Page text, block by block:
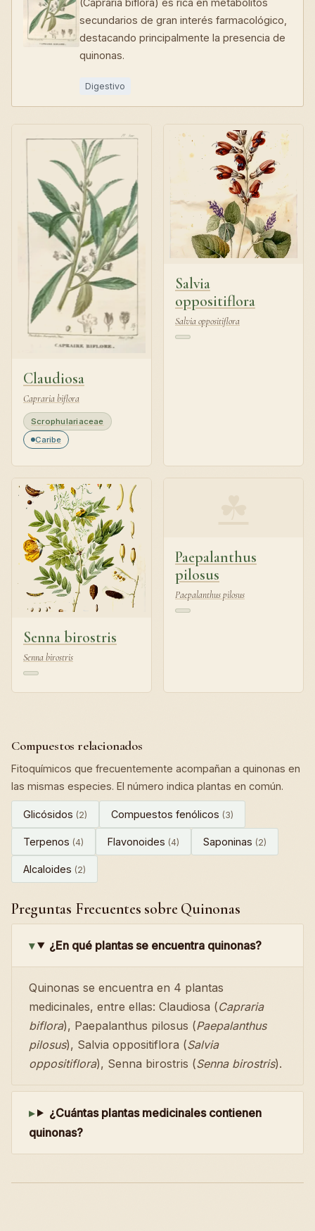
(Capraria biflora) es rica en metabolitos
secundarios de gran interés farmacológico,
destacando principalmente la presencia de
quinonas.
Digestivo
Claudiosa
Capraria biflora
Scrophulariaceae
Caribe
Salvia
oppositiflora
Salvia oppositiflora
Senna birostris
Senna birostris
Paepalanthus
pilosus
Paepalanthus pilosus
Compuestos relacionados
Fitoquímicos que frecuentemente acompañan a quinonas en
las mismas especies. El número indica plantas en común.
Glicósidos (2) Compuestos fenólicos (3)
Terpenos (4) Flavonoides (4) Saponinas (2)
Alcaloides (2)
Preguntas Frecuentes sobre Quinonas
¿En qué plantas se encuentra quinonas?
Quinonas se encuentra en 4 plantas
medicinales, entre ellas: Claudiosa (Capraria
biflora), Paepalanthus pilosus (Paepalanthus
pilosus), Salvia oppositiflora (Salvia
oppositiflora), Senna birostris (Senna birostris).
¿Cuántas plantas medicinales contienen
quinonas?